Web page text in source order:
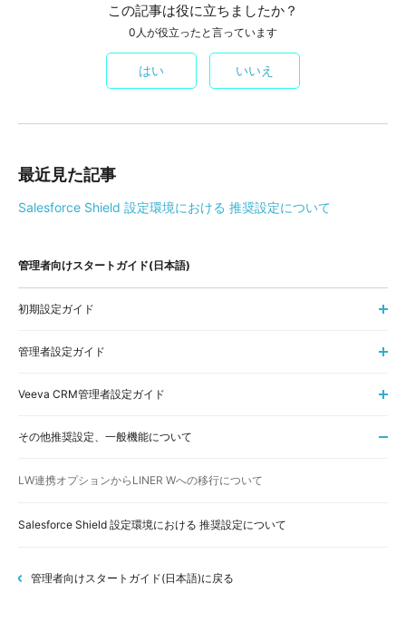
この記事は役に立ちましたか？
0人が役立ったと言っています
はい いいえ
最近見た記事
Salesforce Shield 設定環境における 推奨設定について
管理者向けスタートガイド(日本語)
初期設定ガイド
管理者設定ガイド
Veeva CRM管理者設定ガイド
その他推奨設定、一般機能について
LW連携オプションからLINER Wへの移行について
Salesforce Shield 設定環境における 推奨設定について
管理者向けスタートガイド(日本語)に戻る